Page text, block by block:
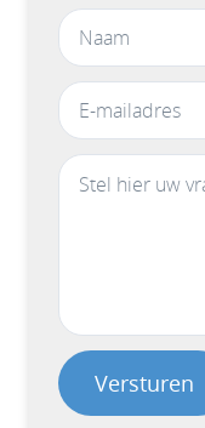
Versturen